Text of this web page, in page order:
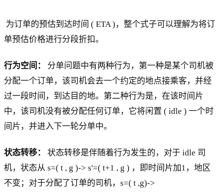
为订单的预估到达时间 ( ETA )，整个式子可以理解为将订
单预估价格进行分段折扣。
行为空间：
分单问题中有两种行为，第一种是某个司机被
分配一个订单，该司机会去一个约定的地点接乘客，并经
过一段时间，到达目的地。第二种行为是，在该时间片
中，该司机没有被分配任何订单，它将闲置 ( idle ) 一个时
间片，并进入下一轮分单中。
状态转移：
状态转移是伴随着行为发生的，对于 idle 司
机，状态从 s=( t , g )-> s'=( t+1 , g ) ，即时间片加1，地区
不变；对于分配了订单的司机，s=( t ,g)->